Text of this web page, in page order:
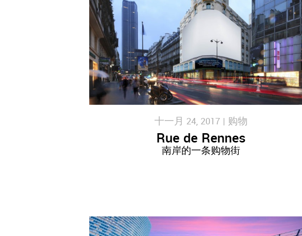
十一月 24, 2017 | 购物
Rue de Rennes
南岸的一条购物街